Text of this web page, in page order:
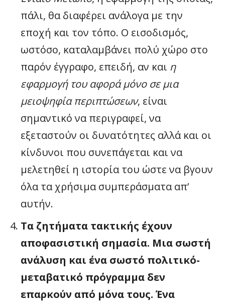
πάλι, θα διαφέρει ανάλογα με την
εποχή και τον τόπο. Ο εισοδισμός,
ωστόσο, καταλαμβάνει πολύ χώρο στο
παρόν έγγραφο, επειδή, αν και η
εφαρμογή του αφορά μόνο σε μια
μειοψηφία περιπτώσεων, είναι
σημαντικό να περιγραφεί, να
εξεταστούν οι δυνατότητες αλλά και οι
κίνδυνοι που συνεπάγεται και να
μελετηθεί η ιστορία του ώστε να βγουν
όλα τα χρήσιμα συμπεράσματα απ’
αυτήν.
Τα ζητήματα τακτικής έχουν
αποφασιστική σημασία. Μια σωστή
ανάλυση και ένα σωστό πολιτικό-
μεταβατικό πρόγραμμα δεν
επαρκούν από μόνα τους. Ένα